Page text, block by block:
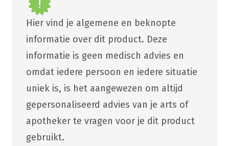
Hier vind je algemene en beknopte
informatie over dit product. Deze
informatie is geen medisch advies en
omdat iedere persoon en iedere situatie
uniek is, is het aangewezen om altijd
gepersonaliseerd advies van je arts of
apotheker te vragen voor je dit product
gebruikt.